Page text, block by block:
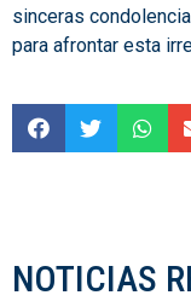
sinceras
para afrontar esta
NOTICIAS